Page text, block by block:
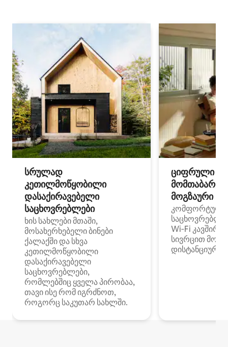
სრულად
კეთილმოწყობილი
დასაქირავებელი
საცხოვრებლები
ხის სახლები მთაში,
მოსახერხებელი ბინები
ქალაქში და სხვა
კეთილმოწყობილი
დასაქირავებელი
საცხოვრებლები,
რომლებშიც ყველა პირობაა,
თავი ისე რომ იგრძნოთ,
როგორც საკუთარ სახლში.
ციფრული
მოგზაური
კომფორტული
Wi‑Fi
სივრცით
დისტანციური